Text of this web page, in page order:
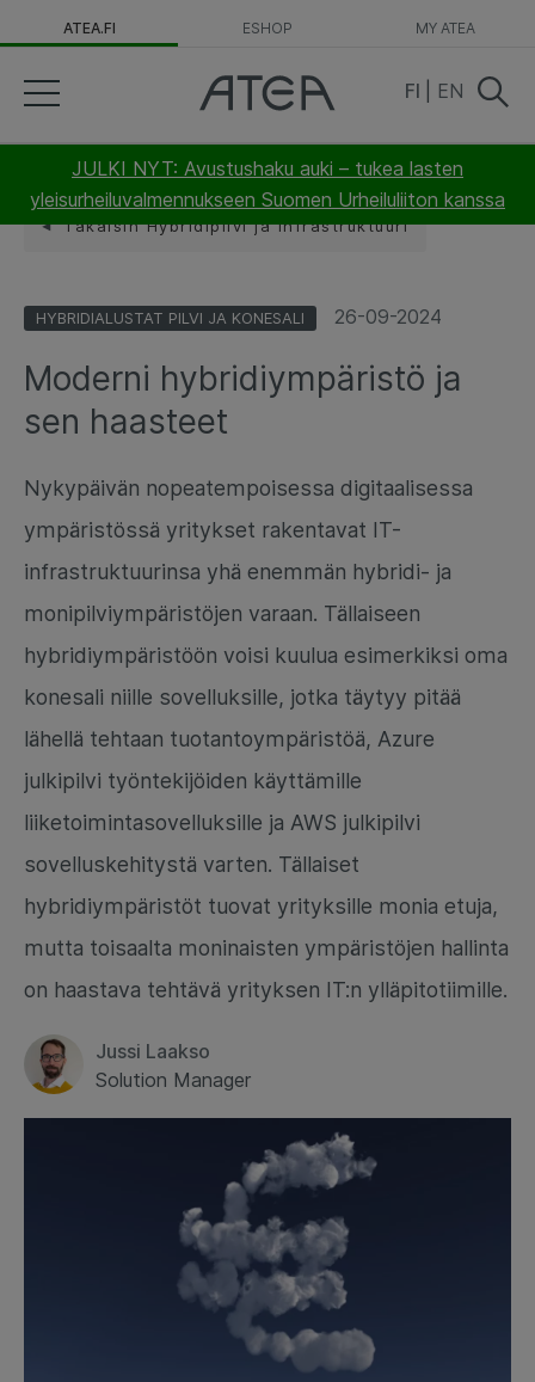
ATEA.FI ESHOP MY ATEA
JULKI NYT: Avustushaku auki – tukea lasten
yleisurheiluvalmennukseen Suomen Urheiluliiton kanssa
FI EN
Takaisin Hybridipilvi ja infrastruktuuri
HYBRIDIALUSTAT PILVI JA KONESALI 26-09-2024
Moderni hybridiympäristö ja
sen haasteet
Nykypäivän nopeatempoisessa digitaalisessa
ympäristössä yritykset rakentavat IT-
infrastruktuurinsa yhä enemmän hybridi- ja
monipilviympäristöjen varaan. Tällaiseen
hybridiympäristöön voisi kuulua esimerkiksi oma
konesali niille sovelluksille, jotka täytyy pitää
lähellä tehtaan tuotantoympäristöä, Azure
julkipilvi työntekijöiden käyttämille
liiketoimintasovelluksille ja AWS julkipilvi
sovelluskehitystä varten. Tällaiset
hybridiympäristöt tuovat yrityksille monia etuja,
mutta toisaalta moninaisten ympäristöjen hallinta
on haastava tehtävä yrityksen IT:n ylläpitotiimille.
Jussi Laakso
Solution Manager